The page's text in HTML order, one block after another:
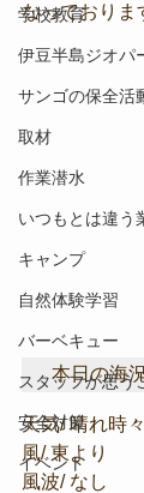
学校教育
伊豆半島ジオパ
サンゴの保全活
取材
作業潜水
いつもとは違う
キャンプ
自然体験学習
バーベキュー
スタッフが思う
安全対策
イベント
なっておりま
本日の海
天気/ 晴れ時
風/ 東より
風波/ なし